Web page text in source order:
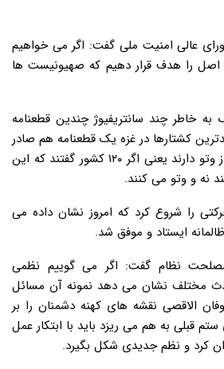
عالی امنیت ملی گفت: اگر می خواهیم
اصل را هدف قرار دهیم که صهیونیست ها
خاطر چند سانتریفیوژ چندین قطعنامه
کشتار‌ها در غزه یک قطعنامه هم صادر
نمی‌کنند. چند قدرت امتیاز وتو دارند یعنی اگر ۱۲۰ کشور گفتند که این
نه و وتو می کنند.
را شروع کرد که امروز نشان داده می
ایستاد و موفق شد.
نظام گفت: اگر می گوییم نظمی
مختلف نشان می دهد نمونه آن مسائل
الاقصی نقشه های کهنه دشمنان را بر
قبلی به هم می ریزد باید با ابتکار عمل
کرد و نظم جدیدی شکل بگیرد.